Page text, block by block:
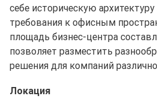
себе историческую
требования к офисным
площадь бизнес-центра
позволяет разместить
решения для компаний
Локация